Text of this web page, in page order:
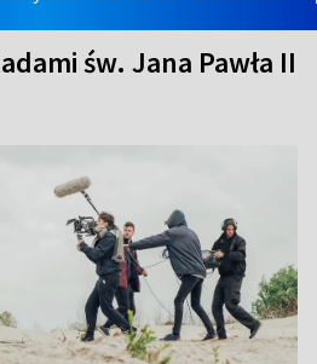
św. Jana Pawła II